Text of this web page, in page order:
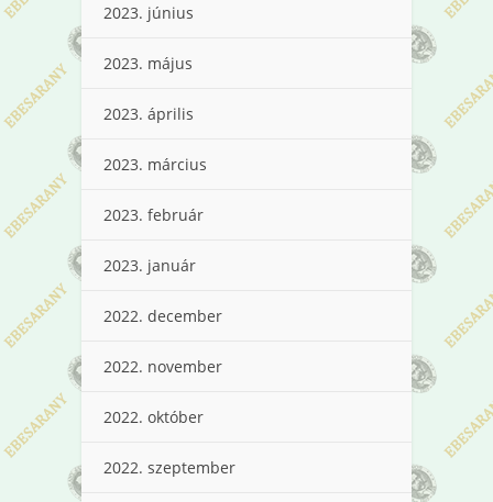
2023. június
2023. május
2023. április
2023. március
2023. február
2023. január
2022. december
2022. november
2022. október
2022. szeptember